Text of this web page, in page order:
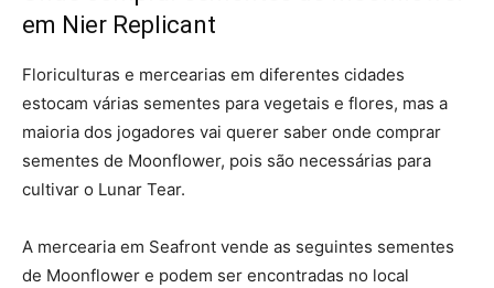
em Nier Replicant
Floriculturas e mercearias em diferentes cidades
estocam várias sementes para vegetais e flores, mas a
maioria dos jogadores vai querer saber onde comprar
sementes de Moonflower, pois são necessárias para
cultivar o Lunar Tear.
A mercearia em Seafront vende as seguintes sementes
de Moonflower e podem ser encontradas no local